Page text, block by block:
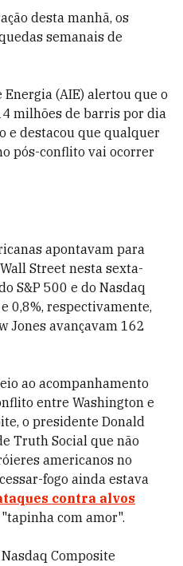
desta manhã, os
semanais de
(AIE) alertou que o
milhões de barris por dia
e destacou que qualquer
pós-conflito vai ocorrer
apontavam para
Street nesta sexta-
S&P 500 e do Nasdaq
0,8%, respectivamente,
Jones avançavam 162
ao acompanhamento
entre Washington e
o presidente Donald
Truth Social que não
americanos no
fogo ainda estava
contra alvos
com amor".
Composite